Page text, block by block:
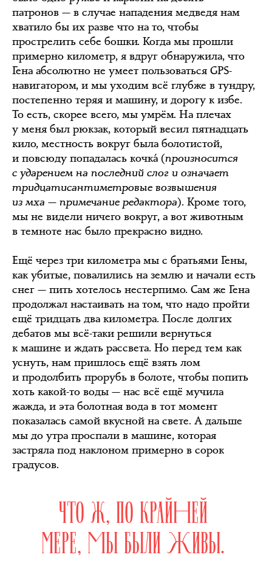
патронов — в случае нападения медведя нам
хватило бы их разве что на то, чтобы
прострелить себе бошки. Когда мы прошли
примерно километр, я вдруг обнаружила, что
Гена абсолютно не умеет пользоваться GPS-
навигатором, и мы уходим всё глубже в тундру,
постепенно теряя и машину, и дорогу к избе.
То есть, скорее всего, мы умрём. На плечах
у меня был рюкзак, который весил пятнадцать
кило, местность вокруг была болотистой,
и повсюду попадалась кочкá (произносится
с ударением на последний слог и означает
тридцатисантиметровые возвышения
из мха — примечание редактора). Кроме того,
мы не видели ничего вокруг, а вот животным
в темноте нас было прекрасно видно.
Ещё через три километра мы с братьями Гены,
как убитые, повалились на землю и начали есть
снег — пить хотелось нестерпимо. Сам же Гена
продолжал настаивать на том, что надо пройти
ещё тридцать два километра. После долгих
дебатов мы всё-таки решили вернуться
к машине и ждать рассвета. Но перед тем как
уснуть, нам пришлось ещё взять лом
и продолбить прорубь в болоте, чтобы попить
хоть какой-то воды — нас всё ещё мучила
жажда, и эта болотная вода в тот момент
показалась самой вкусной на свете. А дальше
мы до утра проспали в машине, которая
застряла под наклоном примерно в сорок
градусов.
ЧТО Ж, ПО КРАЙНЕЙ
МЕРЕ, МЫ БЫЛИ ЖИВЫ.